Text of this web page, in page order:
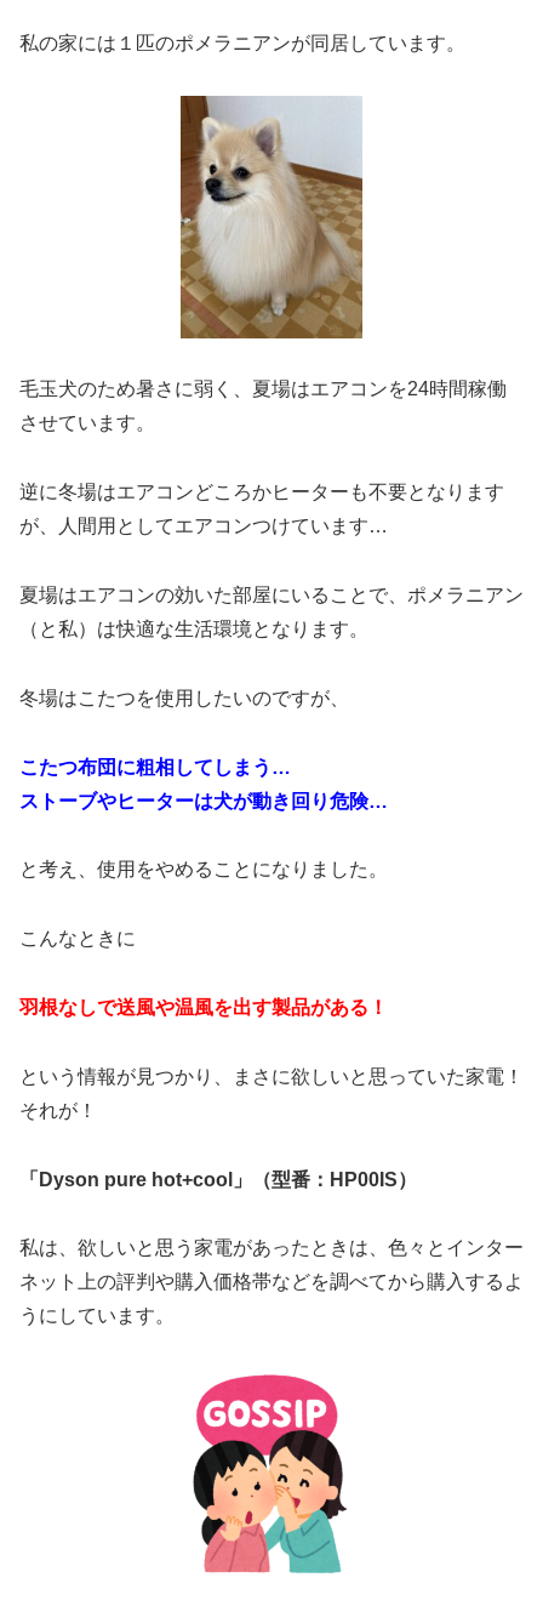
私の家には１匹のポメラニアンが同居しています。
毛玉犬のため暑さに弱く、夏場はエアコンを24時間稼働
させています。
逆に冬場はエアコンどころかヒーターも不要となります
が、人間用としてエアコンつけています…
夏場はエアコンの効いた部屋にいることで、ポメラニアン
（と私）は快適な生活環境となります。
冬場はこたつを使用したいのですが、
こたつ布団に粗相してしまう…
ストーブやヒーターは犬が動き回り危険…
と考え、使用をやめることになりました。
こんなときに
羽根なしで送風や温風を出す製品がある！
という情報が見つかり、まさに欲しいと思っていた家電！
それが！
「Dyson pure hot+cool」（型番：HP00IS）
私は、欲しいと思う家電があったときは、色々とインター
ネット上の評判や購入価格帯などを調べてから購入するよ
うにしています。